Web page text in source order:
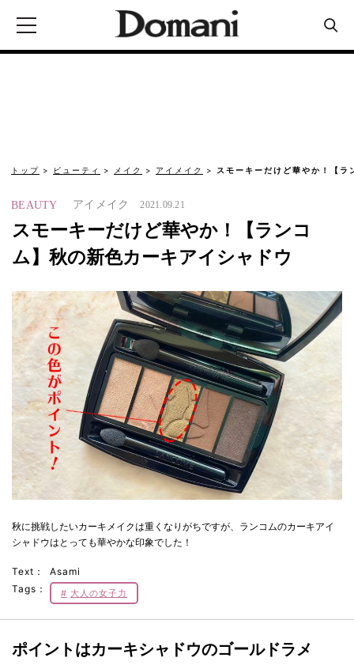
トップ ビューティ メイク アイメイク スモーキーだけど華やか！【
BEAUTY アイメイク 2021.09.21
スモーキーだけど華やか！【ランコ
ム】秋の新色カーキアイシャドウ
秋に挑戦したいカーキメイクは重くなりがちですが、ランコムのカーキアイ
シャドウはとっても華やかな印象でした！
Text：
Asami
Tags：
大人の女子力
ポイントはカーキシャドウのゴールドラメ